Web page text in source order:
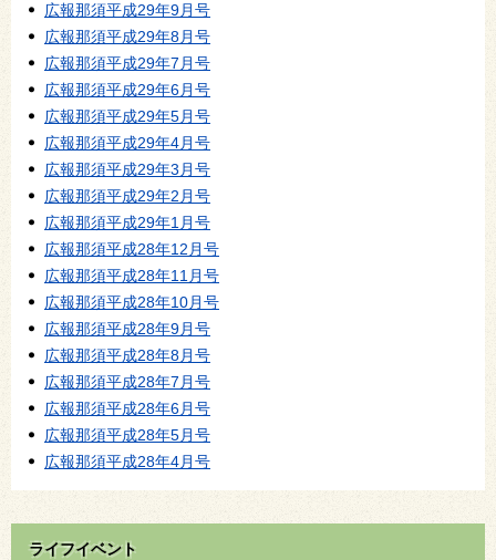
広報那須平成29年9月号
広報那須平成29年8月号
広報那須平成29年7月号
広報那須平成29年6月号
広報那須平成29年5月号
広報那須平成29年4月号
広報那須平成29年3月号
広報那須平成29年2月号
広報那須平成29年1月号
広報那須平成28年12月号
広報那須平成28年11月号
広報那須平成28年10月号
広報那須平成28年9月号
広報那須平成28年8月号
広報那須平成28年7月号
広報那須平成28年6月号
広報那須平成28年5月号
広報那須平成28年4月号
ライフイベント